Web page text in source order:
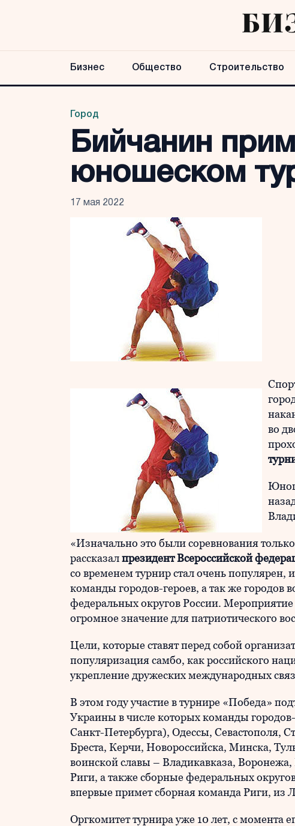
Бизнес Общество Строительство
Город
Бийчанин
юношеском
17 мая 2022
во
«Изначально это были соревнования
рассказалпрезидент Всероссийской
со временем турнир стал очень популярен,
команды городов-героев, а так же городов
федеральных округов России.
огромное значение для патриотического
Цели, которые ставят перед собой
популяризация самбо, как российского
укрепление дружеских международных
В этом году участие в турнире «Победа»
Украины в числе которых команды
Санкт-Петербурга), Одессы, Севастополя,
Бреста, Керчи, Новороссийска, Минска,
воинской славы – Владикавказа,
Риги, а также сборные федеральных
впервые примет сборная команда Риги, из
Оргкомитет турнира уже 10 лет, с момента